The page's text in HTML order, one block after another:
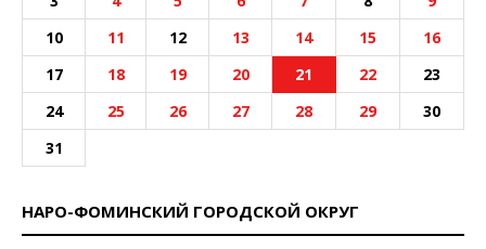
10
11 12 13 14 15
16
17
18 19 20 21 22
23
24
25 26 27 28 29
30
31
НАРО-ФОМИНСКИЙ ГОРОДСКОЙ ОКРУГ